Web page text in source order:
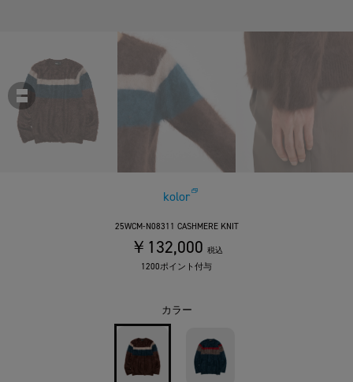
kolor
25WCM-N08311 CASHMERE KNIT
￥132,000 税込
1200ポイント付与
カラー